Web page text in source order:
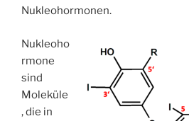
Nukleohormonen.
Nukleoho
rmone
sind
Moleküle
, die in